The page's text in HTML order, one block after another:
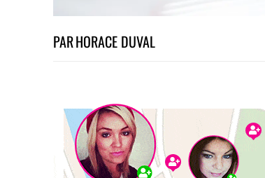
PARHORACE DUVAL